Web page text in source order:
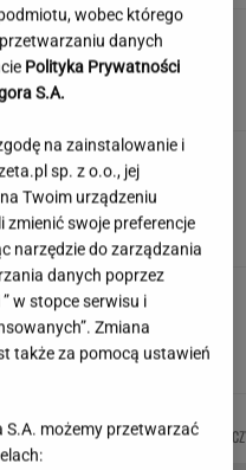
może mieć
Też tak robisz?
mojego byłego na
Tak wciągają
autem z paliwem, które
Frytura i olej roślinny
AGNIESZKA
NIEDZIAŁEK
MACIEK
wobec którego
danych
Polityka Prywatności
S.A.
na zainstalowanie i
sp. z o.o., jej
Twoim urządzeniu
zmienić swoje preferencje
narzędzie do zarządzania
danych poprzez
w stopce serwisu i
Zmiana
także za pomocą ustawień
S.A. możemy przetwarzać